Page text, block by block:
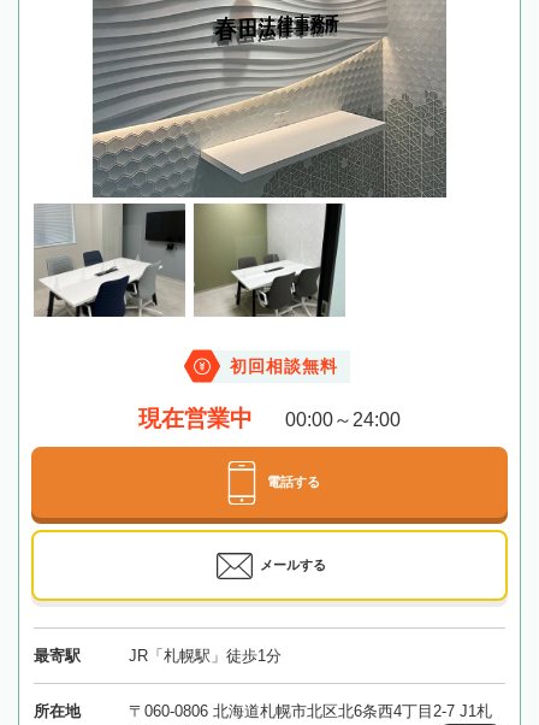
初回相談無料
現在営業中 00:00～24:00
電話する
メールする
最寄駅 JR「札幌駅」徒歩1分
所在地
〒060-0806 北海道札幌市北区北6条西4丁目2-7 J1札